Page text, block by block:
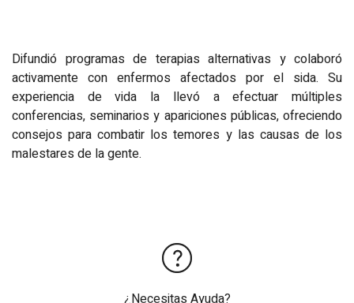
Difundió programas de terapias alternativas y colaboró
activamente con enfermos afectados por el sida. Su
experiencia de vida la llevó a efectuar múltiples
conferencias, seminarios y apariciones públicas, ofreciendo
consejos para combatir los temores y las causas de los
malestares de la gente.
¿Necesitas Ayuda?